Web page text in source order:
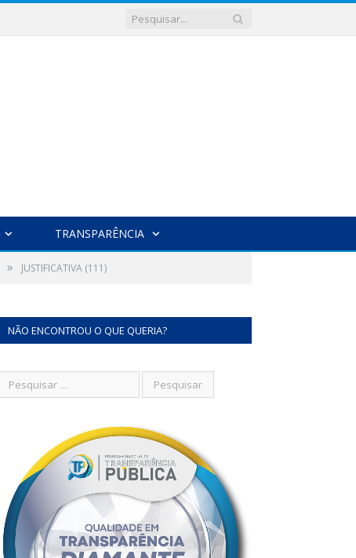
TRANSPARÊNCIA
» JUSTIFICATIVA (111)
NÃO ENCONTROU O QUE QUERIA?